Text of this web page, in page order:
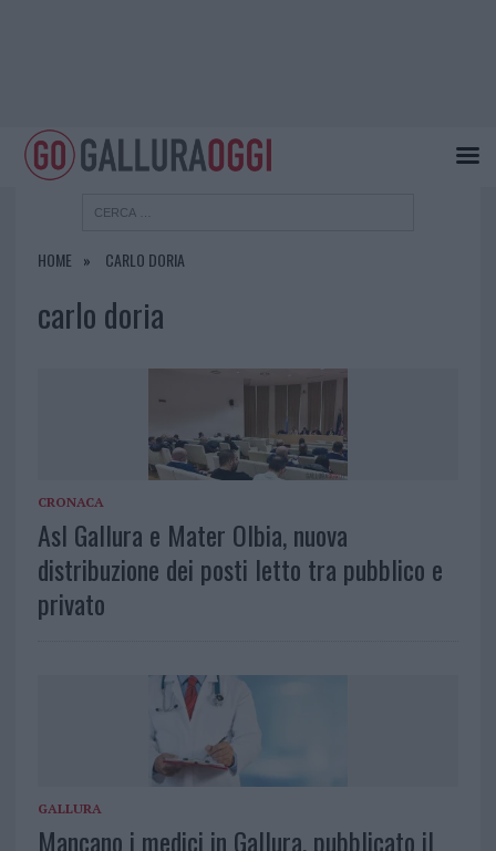
HOME CARLO DORIA
carlo doria
CRONACA
Asl Gallura e Mater Olbia, nuova
distribuzione dei posti letto tra pubblico e
privato
GALLURA
Mancano i medici in Gallura, pubblicato il